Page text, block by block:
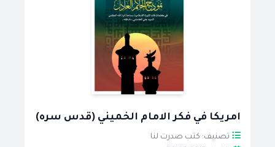
امريكا في فكر الامام الخميني (قدس سره)
تصنيف: كتب صدرت لنا